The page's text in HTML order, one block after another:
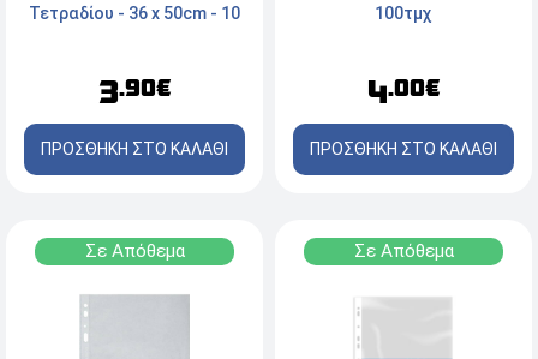
Τετραδίου - 36 x 50cm - 10
3.90€
ΠΡΟΣΘΗΚΗ ΣΤΟ ΚΑΛΑΘΙ
100τμχ
4.00€
ΠΡΟΣΘΗΚΗ ΣΤΟ ΚΑΛΑΘΙ
Σε Απόθεμα Σε Απόθεμα